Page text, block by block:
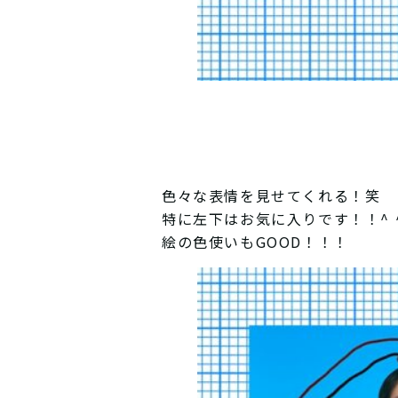
色々な表情を見せてくれる！笑
特に左下はお気に入りです！！^
絵の色使いもGOOD！！！